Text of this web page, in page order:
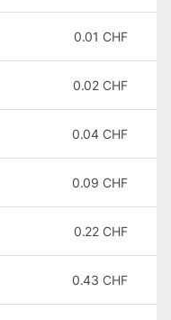
0.01 CHF
0.02 CHF
0.04 CHF
0.09 CHF
0.22 CHF
0.43 CHF